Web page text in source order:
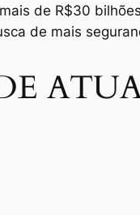
de R$30
de mais